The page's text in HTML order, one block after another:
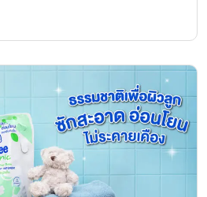
ย และ มีความสำคัญมาก เราสามารถ
องต้นจาก สีอึทารก เช่น สี และ ลักษณะ
ภาวะร่างกาย เช่น อุจจาระสีเหลืองนวล
เขียวอาจเกิดจากนมผง หรือ ธาตุเหล็ก
จจาระขี้เทาแรกเกิด) หรือ สีขาวซีด
าณผิดปกติที่ต้องรีบพบแพทย์โดยด่วน
อุจจารระลูกมาให้แม่ได้ลองสังเกตดู สี
นวล) : สีปกติ โดยเฉพาะทารกกินนมแม่
น) สีเขียว (เขียวเข้ม หรือ เขียวปน